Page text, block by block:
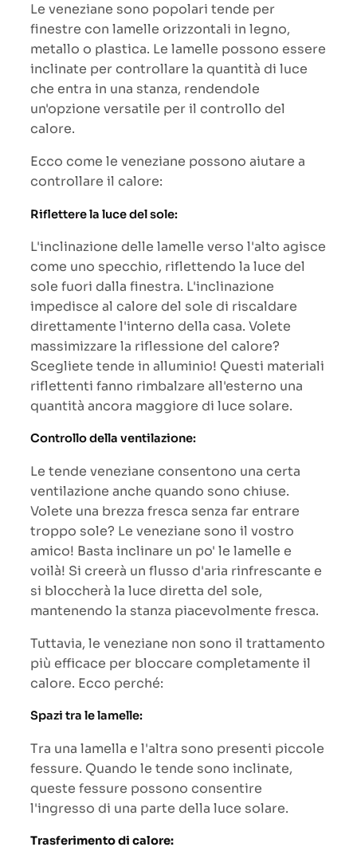
Le veneziane sono popolari tende per
finestre con lamelle orizzontali in legno,
metallo o plastica. Le lamelle possono essere
inclinate per controllare la quantità di luce
che entra in una stanza, rendendole
un'opzione versatile per il controllo del
calore.
Ecco come le veneziane possono aiutare a
controllare il calore:
Riflettere la luce del sole:
L'inclinazione delle lamelle verso l'alto agisce
come uno specchio, riflettendo la luce del
sole fuori dalla finestra. L'inclinazione
impedisce al calore del sole di riscaldare
direttamente l'interno della casa. Volete
massimizzare la riflessione del calore?
Scegliete tende in alluminio! Questi materiali
riflettenti fanno rimbalzare all'esterno una
quantità ancora maggiore di luce solare.
Controllo della ventilazione:
Le tende veneziane consentono una certa
ventilazione anche quando sono chiuse.
Volete una brezza fresca senza far entrare
troppo sole? Le veneziane sono il vostro
amico! Basta inclinare un po' le lamelle e
voilà! Si creerà un flusso d'aria rinfrescante e
si bloccherà la luce diretta del sole,
mantenendo la stanza piacevolmente fresca.
Tuttavia, le veneziane non sono il trattamento
più efficace per bloccare completamente il
calore. Ecco perché:
Spazi tra le lamelle:
Tra una lamella e l'altra sono presenti piccole
fessure. Quando le tende sono inclinate,
queste fessure possono consentire
l'ingresso di una parte della luce solare.
Trasferimento di calore: